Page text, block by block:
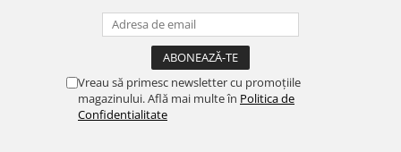
Vreau să primesc newsletter cu promoțiile
magazinului. Află mai multe în Politica de
Confidentialitate